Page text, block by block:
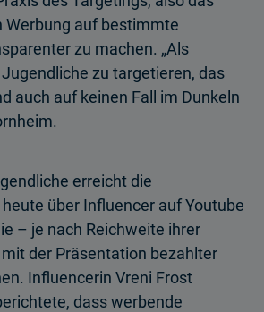
Werbung auf bestimmte
zu machen. „Als
zu targetieren, das
auch auf keinen Fall im Dunkeln
erreicht die
über Influencer auf Youtube
– je nach Reichweite ihrer
der Präsentation bezahlter
Influencerin Vreni Frost
dass werbende